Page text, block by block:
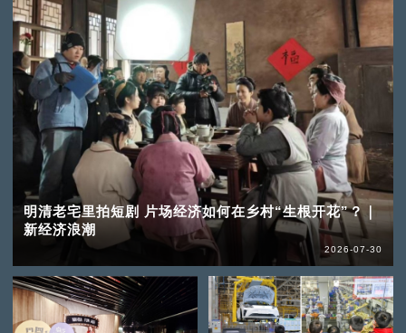
明清老宅里拍短剧 片场经济如何在乡村“生根开花”？｜
新经济浪潮
2026-07-30